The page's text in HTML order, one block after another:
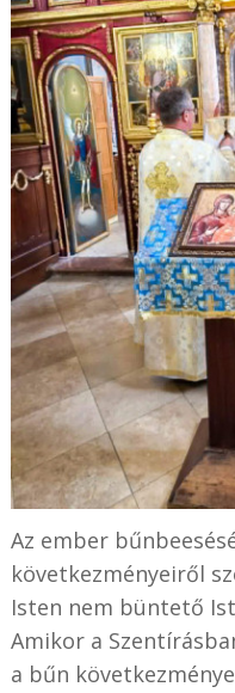
Az ember
következményeiről
Isten nem büntető
Amikor a
a bűn